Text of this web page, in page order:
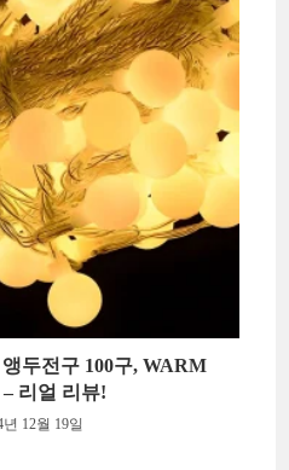
두전구 100구, WARM
리얼 리뷰!
년 12월 19일